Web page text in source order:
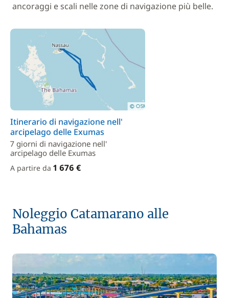
ancoraggi e scali nelle zone di navigazione più belle.
Itinerario di navigazione nell'
arcipelago delle Exumas
7 giorni di navigazione nell'
arcipelago delle Exumas
A partire da 1 676 €
Noleggio Catamarano alle
Bahamas